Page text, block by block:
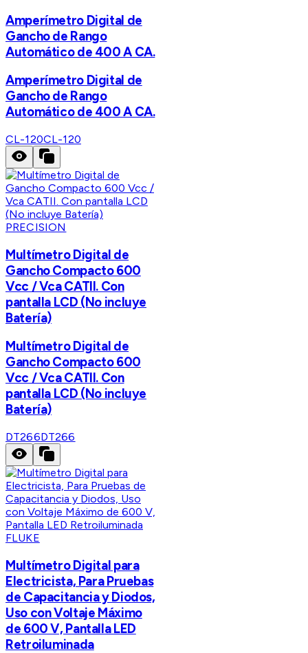
Amperímetro Digital de
Gancho de Rango
Automático de 400 A CA.
Amperímetro Digital de
Gancho de Rango
Automático de 400 A CA.
CL-120CL-120
PRECISION
Multímetro Digital de
Gancho Compacto 600
Vcc / Vca CATII. Con
pantalla LCD (No incluye
Batería)
Multímetro Digital de
Gancho Compacto 600
Vcc / Vca CATII. Con
pantalla LCD (No incluye
Batería)
DT266DT266
FLUKE
Multímetro Digital para
Electricista, Para Pruebas
de Capacitancia y Diodos,
Uso con Voltaje Máximo
de 600 V, Pantalla LED
Retroiluminada